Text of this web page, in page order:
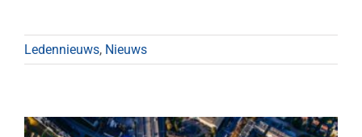
Ledennieuws, Nieuws